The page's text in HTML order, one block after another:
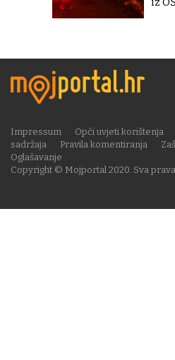
Copyright © Mojportal 2020. Sva
Impressum Opći uvjeti korištenja
sadržaja
Pravila komentiranja
Oglašavanje